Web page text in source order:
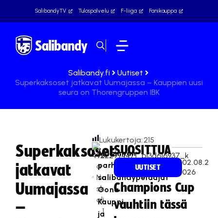
SalibandyTV Tulospalvelu F-liiga Fanikauppa
Salibandy.fi
Uutiset
Superkaksoset jatkavat Uumajassa – Kauppien uusi
seura on Thorengruppen IBK
Superkaksoset
jatkavat
Uumajassa
–
Te
a
Na
sk
ali
1
Lukukertoja:215
Maailman
parhaat
salibandypelaajat
Oona
Kauppi
ja
SUOSITTUA
UUTISET
02.08.2
026
Champions Cup
vauhtiin tässä